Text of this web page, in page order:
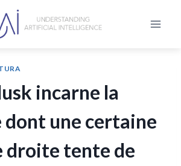
incarne la
dont une certaine
droite tente de